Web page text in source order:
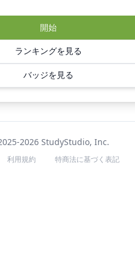
開始
ランキングを見る
バッジを見る
2026 StudyStudio, Inc.
利用規約 特商法に基づく表記